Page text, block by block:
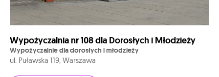
Wypożyczalnia nr 108 dla Dorosłych i Młodzieży
Wypożyczalnie dla dorosłych i młodzieży
ul. Puławska 119, Warszawa